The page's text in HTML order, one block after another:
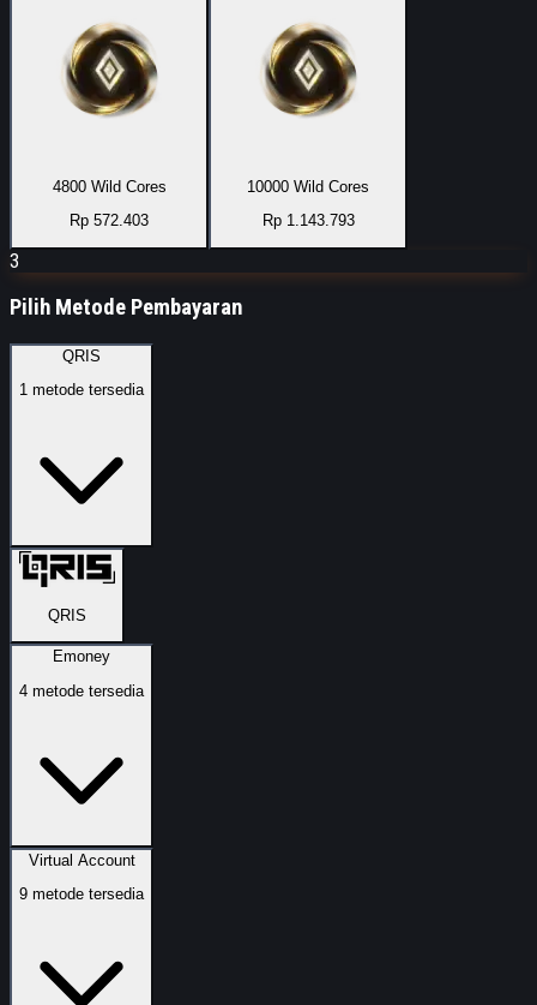
4800 Wild Cores
Rp 572.403
10000 Wild Cores
Rp 1.143.793
3
Pilih Metode Pembayaran
QRIS
1 metode tersedia
QRIS
Emoney
4 metode tersedia
Virtual Account
9 metode tersedia